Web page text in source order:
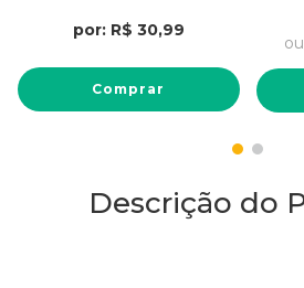
por: R$ 30,99
Comprar
Descrição do